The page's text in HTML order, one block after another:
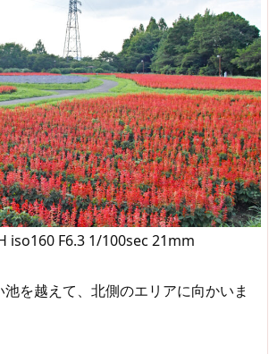
iso160 F6.3 1/100sec 21mm
を越えて、北側のエリアに向かいま